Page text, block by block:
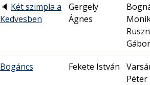
🔈 Két szimpla a
Kedvesben
Gergely
Ágnes
Gábor
Bogáncs Fekete István
Péter